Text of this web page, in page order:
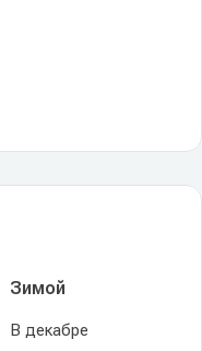
Зимой
В декабре